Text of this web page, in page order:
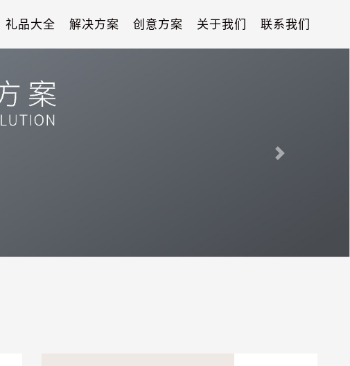
礼品大全 解决方案 创意方案 关于我们 联系我们